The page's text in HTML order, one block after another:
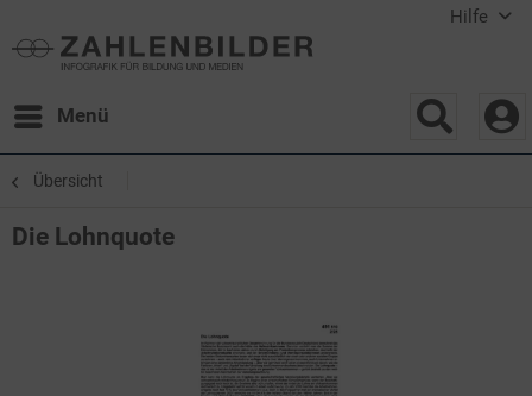
Hilfe
Menü
Übersicht
Die Lohnquote